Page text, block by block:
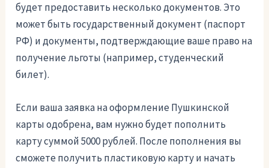
будет предоставить несколько документов. Это
может быть государственный документ (паспорт
РФ) и документы, подтверждающие ваше право на
получение льготы (например, студенческий
билет).
Если ваша заявка на оформление Пушкинской
карты одобрена, вам нужно будет пополнить
карту суммой 5000 рублей. После пополнения вы
сможете получить пластиковую карту и начать